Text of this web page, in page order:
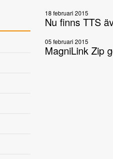
18 februari 2015
Nu finns TTS
05 februari 2015
MagniLink Zip